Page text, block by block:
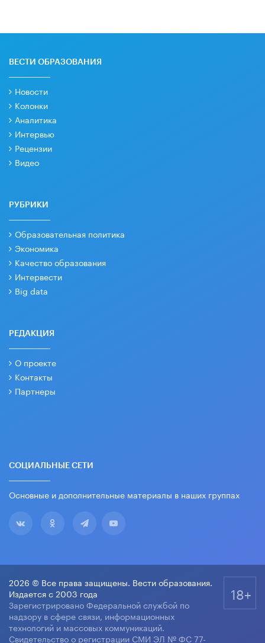
ВЕСТИ ОБРАЗОВАНИЯ
Новости
Колонки
Аналитика
Интервью
Рецензии
Видео
РУБРИКИ
Образовательная политика
Экономика
Качество образования
Интервести
Big data
РЕДАКЦИЯ
О проекте
Контакты
Партнеры
СОЦИАЛЬНЫЕ СЕТИ
Основные и дополнительные материалы в наших группах
2026 © Все права защищены. Вести образования.
Издается с 2003 года
Зарегистрировано Федеральной службой по
надзору в сфере связи, информационных
технологий и массовых коммуникаций.
Свидетельство о регистрации СМИ ЭЛ № ФС 77-
18+